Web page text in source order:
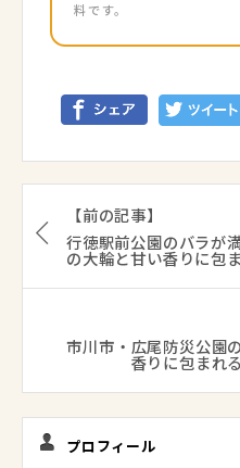
料です。
【前の記事】
行徳駅前公園のバラが
の大輪と甘い香りに包
市川市・広尾防災公園
香りに包まれ
プロフィール